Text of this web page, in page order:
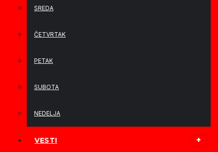
SREDA
ČETVRTAK
PETAK
SUBOTA
NEDELJA
VESTI